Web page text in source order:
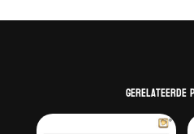
Gerelateerde